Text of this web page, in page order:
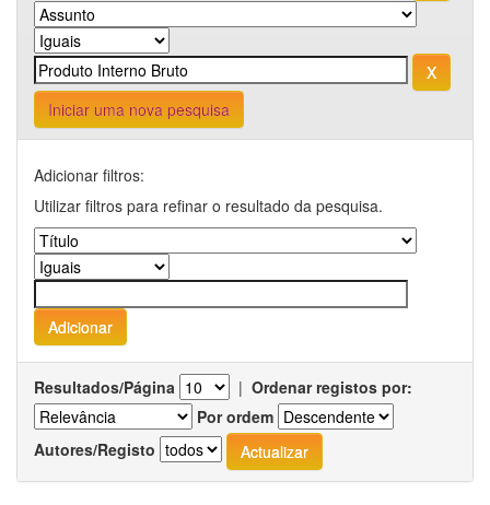
Iniciar uma nova pesquisa
Adicionar filtros:
Utilizar filtros para refinar o resultado da pesquisa.
Resultados/Página | Ordenar registos por:
Por ordem
Autores/Registo